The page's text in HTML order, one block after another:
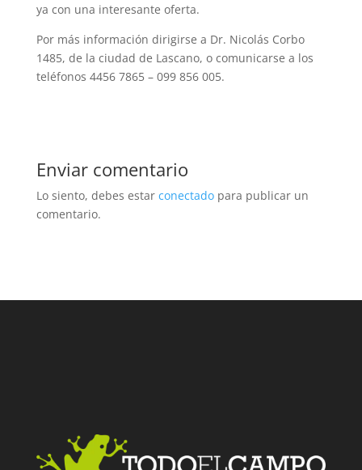
ya con una interesante oferta.
Por más información dirigirse a Dr. Nicolás Corbo
1485, de la ciudad de Lascano, o comunicarse a los
teléfonos 4456 7865 – 099 856 005.
Enviar comentario
Lo siento, debes estar conectadopara publicar un
comentario.